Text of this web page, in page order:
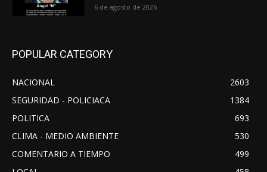
6 de agosto de 2026
POPULAR CATEGORY
NACIONAL
2603
SEGURIDAD - POLICIACA
1384
POLITICA
693
CLIMA - MEDIO AMBIENTE
530
COMENTARIO A TIEMPO
499